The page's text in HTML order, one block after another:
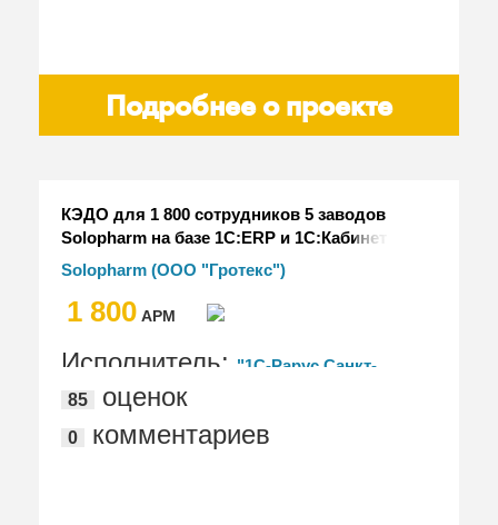
Подробнее о проекте
КЭДО для 1 800 сотрудников 5 заводов
Solopharm на базе 1С:ERP и 1С:Кабинет
сотрудника
Solopharm (ООО "Гротекс")
1 800 АРМ
Исполнитель: "1С-Рарус Санкт-
Петербург"
85 оценок
0 комментариев